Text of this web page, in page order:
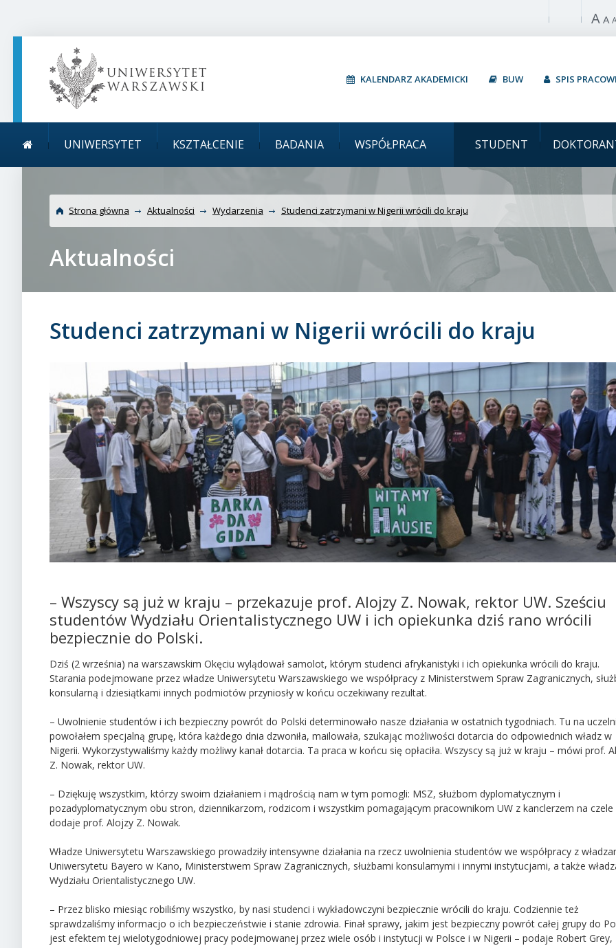
Włącz A A
KALENDARZ AKADEMICKI BUW SPIS
główne
UNIWERSYTET KSZTAŁCENIE BADANIA WSPÓŁPRACA STUDENT
Uniwersytet Warszawski Studenci zatrzymani
kraju
Strona główna Aktualności Wydarzenia Studenci zatrzymani w Nigerii wrócili do kraju
Aktualności
Studenci zatrzymani w Nigerii wrócili do kraju
– Wszyscy są już w kraju – przekazuje prof. Alojzy Z. Nowak, rektor UW. Sześciu
studentów Wydziału Orientalistycznego UW i ich opiekunka dziś rano wrócili
bezpiecznie do Polski.
Dziś (2 września) na warszawskim Okęciu wylądował samolot, którym studenci afrykanistyki i ich opiekunka wrócili do kraju.
Starania podejmowane przez władze Uniwersytetu Warszawskiego we współpracy z Ministerstwem Spraw Zagranicznych,
konsularną i dziesiątkami innych podmiotów przyniosły w końcu oczekiwany rezultat.
– Uwolnienie studentów i ich bezpieczny powrót do Polski determinowało nasze działania w ostatnich tygodniach. Tu na uczelni
powołałem specjalną grupę, która każdego dnia dzwoniła, mailowała, szukając możliwości dotarcia do odpowiednich władz w
Nigerii. Wykorzystywaliśmy każdy możliwy kanał dotarcia. Ta praca w końcu się opłaciła. Wszyscy są już w kraju – mówi prof.
Z. Nowak, rektor UW.
– Dziękuję wszystkim, którzy swoim działaniem i mądrością nam w tym pomogli: MSZ, służbom dyplomatycznym i
pozadyplomatycznym obu stron, dziennikarzom, rodzicom i wszystkim pomagającym pracownikom UW z kanclerzem na czele
dodaje prof. Alojzy Z. Nowak.
Władze Uniwersytetu Warszawskiego prowadziły intensywne działania na rzecz uwolnienia studentów we współpracy z
Uniwersytetu Bayero w Kano, Ministerstwem Spraw Zagranicznych, służbami konsularnymi i innymi instytucjami, a także
Wydziału Orientalistycznego UW.
– Przez blisko miesiąc robiliśmy wszystko, by nasi studenci i wykładowczyni bezpiecznie wrócili do kraju. Codziennie też
sprawdzaliśmy informacjo o ich bezpieczeństwie i stanie zdrowia. Finał sprawy, jakim jest bezpieczny powrót całej grupy do
jest efektem tej wielotygodniowej pracy podejmowanej przez wiele osób i instytucji w Polsce i w Nigerii – podaje Robert Grey,